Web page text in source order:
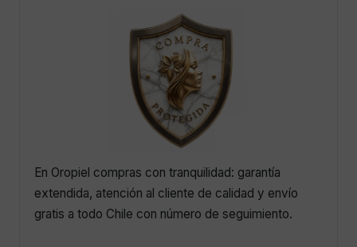
En Oropiel compras con tranquilidad: garantía
extendida, atención al cliente de calidad y envío
gratis a todo Chile con número de seguimiento.